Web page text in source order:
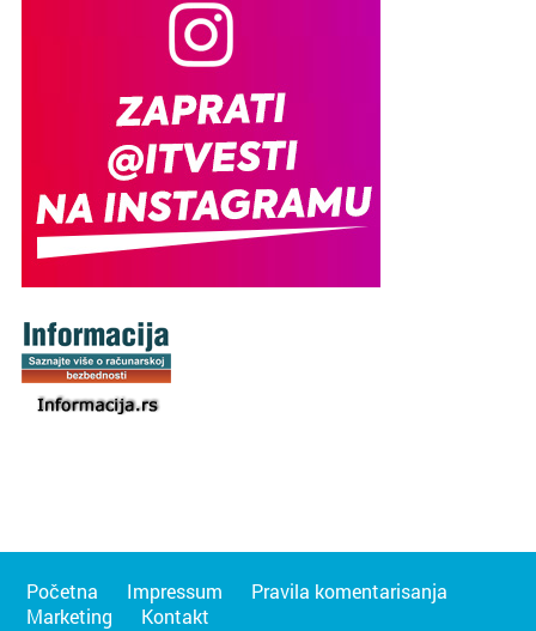
Početna Impressum
Pravila komentarisanja
Marketing
Kontakt